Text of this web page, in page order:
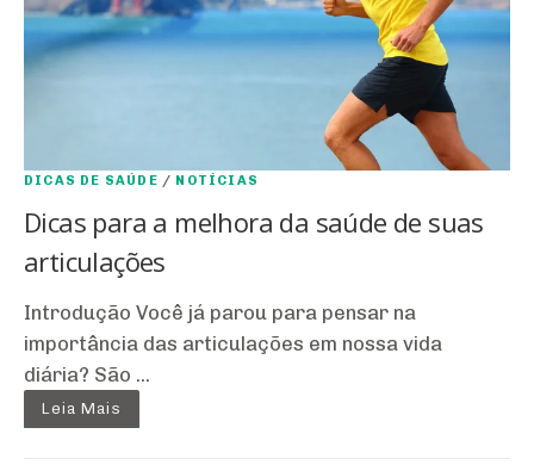
DICAS DE SAÚDE / NOTÍCIAS
Dicas para a melhora da saúde de suas
articulações
Introdução Você já parou para pensar na
importância das articulações em nossa vida
diária? São ...
Leia Mais